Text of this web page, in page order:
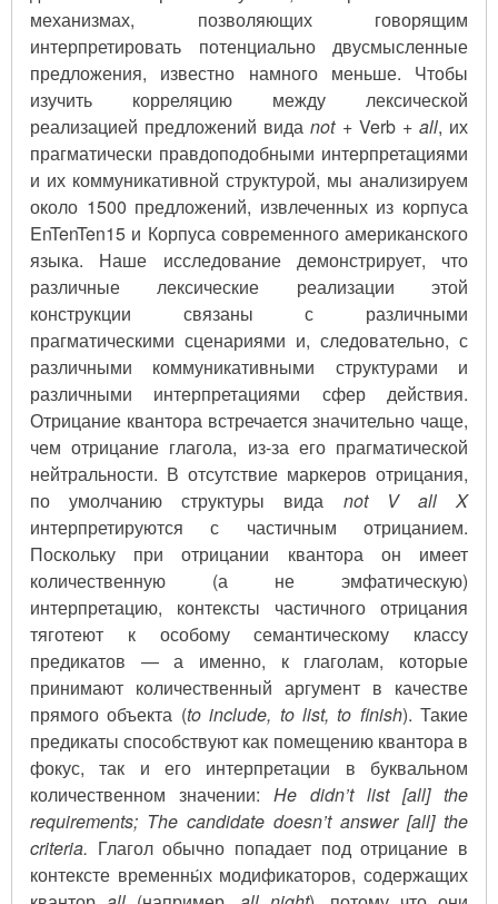
механизмах, позволяющих говорящим
интерпретировать потенциально двусмысленные
предложения, известно намного меньше. Чтобы
изучить корреляцию между лексической
реализацией предложений видаnot+ Verb + all, их
прагматически правдоподобными интерпретациями
и их коммуникативной структурой, мы анализируем
около 1500 предложений, извлеченных из корпуса
EnTenTen15 и Корпуса современного американского
языка. Наше исследование демонстрирует, что
различные лексические реализации этой
конструкции связаны с различными
прагматическими сценариями и, следовательно, с
различными коммуникативными структурами и
различными интерпретациями сфер действия.
Отрицание квантора встречается значительно чаще,
чем отрицание глагола, из-за его прагматической
нейтральности. В отсутствие маркеров отрицания,
по умолчанию структуры вида not V all X
интерпретируются с частичным отрицанием.
Поскольку при отрицании квантора он имеет
количественную (а не эмфатическую)
интерпретацию, контексты частичного отрицания
тяготеют к особому семантическому классу
предикатов — а именно, к глаголам, которые
принимают количественный аргумент в качестве
прямого объекта (to include, to list, to finish). Такие
предикаты способствуют как помещению квантора в
фокус, так и его интерпретации в буквальном
количественном значении: He didn’t list [all] the
requirements; The candidate doesn’t answer [all] the
criteria. Глагол обычно попадает под отрицание в
контексте временны́х модификаторов, содержащих